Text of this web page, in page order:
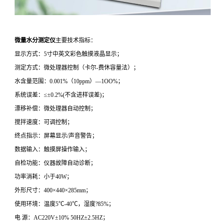
微量水分测定仪主要技术指标：
显示方式：5寸中英文彩色触摸液晶显示；
测定方式：微处理器控制（卡尔-费休容量法）；
水含量范围：0.001%（10ppm）—1OO%；
系统误差：≤±0.2%(不含进样误差)；
漂移补偿：微处理器自动控制；
搅拌速度：可调控制；
终点指示：屏幕显示/声音警告；
数据输入：触摸屏操作输入；
自检功能：仪器故障自动诊断；
功率消耗：小于40W；
外形尺寸：400×440×285mm；
使用环境：温度5℃-40℃，湿度?85%；
电 源：AC220V±10% 50HZ±2.5HZ；